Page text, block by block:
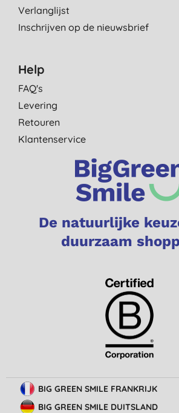
Verlanglijst
Inschrijven op de nieuwsbrief
Help
FAQ's
Levering
Retouren
Klantenservice
De natuurlijke
duurzaam
BIG GREEN SMILE FRANKRIJK
BIG GREEN SMILE DUITSLAND